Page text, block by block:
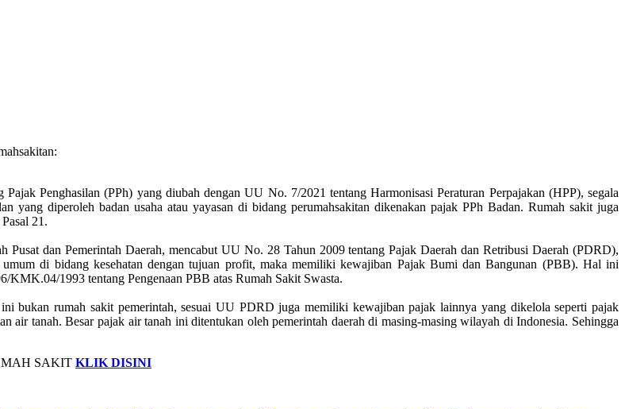
Penghasilan (PPh) yang diubah dengan UU No. 7/2021 tentang Harmonisasi Peraturan Perpajakan (HPP), segala
yang diperoleh badan usaha atau yayasan di bidang perumahsakitan dikenakan pajak PPh Badan. Rumah sakit juga
21.
dan Pemerintah Daerah, mencabut UU No. 28 Tahun 2009 tentang Pajak Daerah dan Retribusi Daerah (PDRD),
di bidang kesehatan dengan tujuan profit, maka memiliki kewajiban Pajak Bumi dan Bangunan (PBB). Hal ini
KMK.04/1993 tentang Pengenaan PBB atas Rumah Sakit Swasta.
bukan rumah sakit pemerintah, sesuai UU PDRD juga memiliki kewajiban pajak lainnya yang dikelola seperti pajak
air tanah. Besar pajak air tanah ini ditentukan oleh pemerintah daerah di masing-masing wilayah di Indonesia. Sehingga
SAKIT KLIK DISINI